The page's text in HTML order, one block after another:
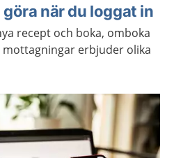
när du loggat in
recept och boka, omboka
mottagningar erbjuder olika